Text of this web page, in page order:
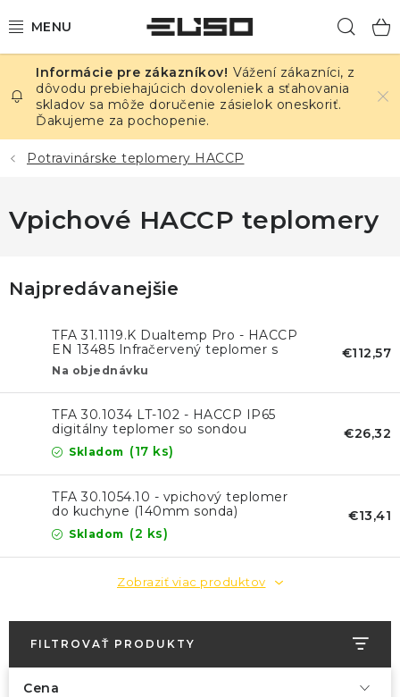
na
ELEKTRINA
TEPLOTA A VLHKOSŤ
TLAK A ÚNIKY
ZÁZNAMNÍKY
OSTATNÉ
BLOG
ZNAČKY
Obchodné podmienky
Vážení zákazníci, z
dôvodu prebiehajúcich dovoleniek a sťahovania
skladov sa môže doručenie zásielok oneskoriť.
Ďakujeme za pochopenie.
Potravinárske teplomery HACCP
Vpichové HACCP teplomery
Najpredávanejšie
TFA 31.1119.K Dualtemp Pro - HACCP
EN 13485 Infračervený teplomer s
vpichovou sondou
Na objednávku
€112,57
TFA 30.1034 LT-102 - HACCP IP65
digitálny teplomer so sondou
Skladom (17 ks)
€26,32
TFA 30.1054.10 - vpichový teplomer
do kuchyne (140mm sonda)
Skladom (2 ks)
€13,41
Zobraziť viac produktov
FILTROVAŤ PRODUKTY
Cena